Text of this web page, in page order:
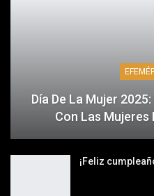
Día De La Mujer
Con Las Mujeres
¡Feliz